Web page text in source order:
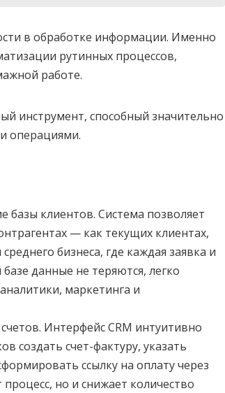
в обработке информации. Именно
рутинных процессов,
работе.
инструмент, способный значительно
операциями.
базы клиентов. Система позволяет
— как текущих клиентах,
бизнеса, где каждая заявка и
данные не теряются, легко
маркетинга и
Интерфейс CRM интуитивно
создать счeт-фактуру, указать
ссылку на оплату через
но и снижает количество